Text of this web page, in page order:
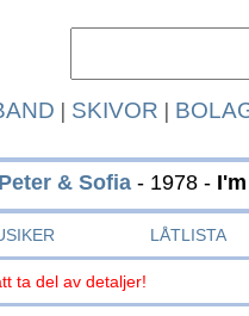
| SKIVOR |
Peter & Sofia- 1978 -
LÅTLISTA
ta del av detaljer!